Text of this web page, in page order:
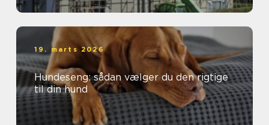
19. marts 2026
Hundeseng: sådan vælger du den rigtige
til din hund